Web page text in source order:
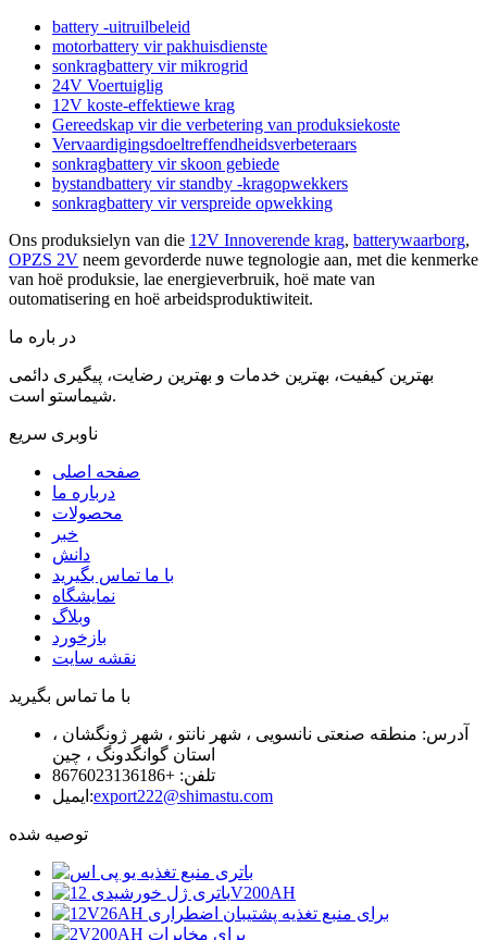
battery -uitruilbeleid
motorbattery vir pakhuisdienste
sonkragbattery vir mikrogrid
24V Voertuiglig
12V koste-effektiewe krag
Gereedskap vir die verbetering van produksiekoste
Vervaardigingsdoeltreffendheidsverbeteraars
sonkragbattery vir skoon gebiede
bystandbattery vir standby -kragopwekkers
sonkragbattery vir verspreide opwekking
Ons produksielyn van die 12V Innoverende krag, batterywaarborg,
OPZS 2V neem gevorderde nuwe tegnologie aan, met die kenmerke
van hoë produksie, lae energieverbruik, hoë mate van
outomatisering en hoë arbeidsproduktiwiteit.
در باره ما
بهترین کیفیت، بهترین خدمات و بهترین رضایت، پیگیری دائمی
شیماستو است.
ناوبری سریع
صفحه اصلی
درباره ما
محصولات
خبر
دانش
با ما تماس بگیرید
نمایشگاه
وبلاگ
بازخورد
نقشه سایت
با ما تماس بگیرید
آدرس: منطقه صنعتی نانسویی ، شهر نانتو ، شهر ژونگشان ،
استان گوانگدونگ ، چین
تلفن: +8676023136186
ایمیل:export222@shimastu.com
توصیه شده